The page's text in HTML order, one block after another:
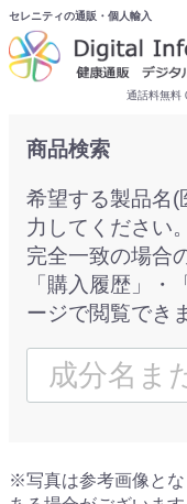
セレニティの通販・個人輸入
通話料無料
商品検索
希望する製品名(
力してください。
完全一致の場合
「購入履歴」
ージで閲覧でき
※写真は参考画像と